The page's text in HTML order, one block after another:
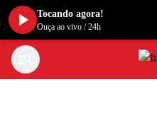
Tocando agora!
Ouça ao vivo /24h